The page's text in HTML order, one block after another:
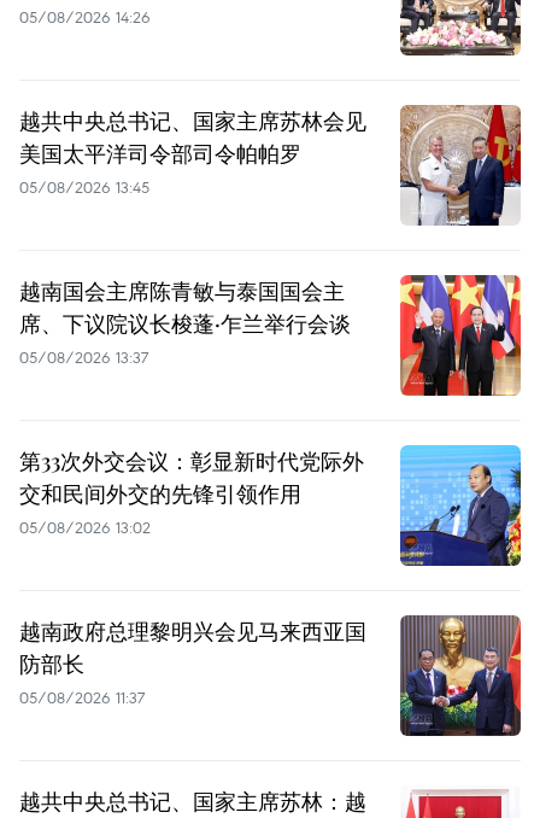
05/08/2026 14:26
越共中央总书记、国家主席苏林会见
美国太平洋司令部司令帕帕罗
05/08/2026 13:45
越南国会主席陈青敏与泰国国会主
席、下议院议长梭蓬·乍兰举行会谈
05/08/2026 13:37
第33次外交会议：彰显新时代党际外
交和民间外交的先锋引领作用
05/08/2026 13:02
越南政府总理黎明兴会见马来西亚国
防部长
05/08/2026 11:37
越共中央总书记、国家主席苏林：越